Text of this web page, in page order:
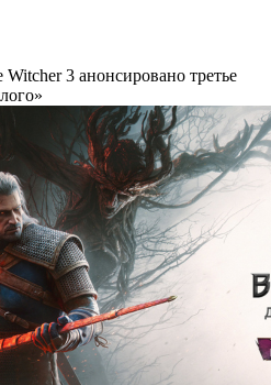
Witcher 3 анонсировано третье